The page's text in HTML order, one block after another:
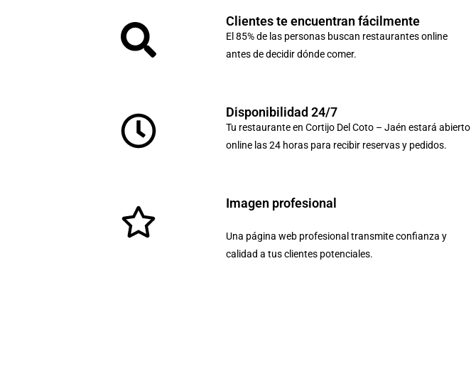
Clientes te encuentran fácilmente
El 85% de las personas buscan restaurantes online
antes de decidir dónde comer.
Disponibilidad 24/7
Tu restaurante en Cortijo Del Coto – Jaén estará abierto
online las 24 horas para recibir reservas y pedidos.
Imagen profesional
Una página web profesional transmite confianza y
calidad a tus clientes potenciales.